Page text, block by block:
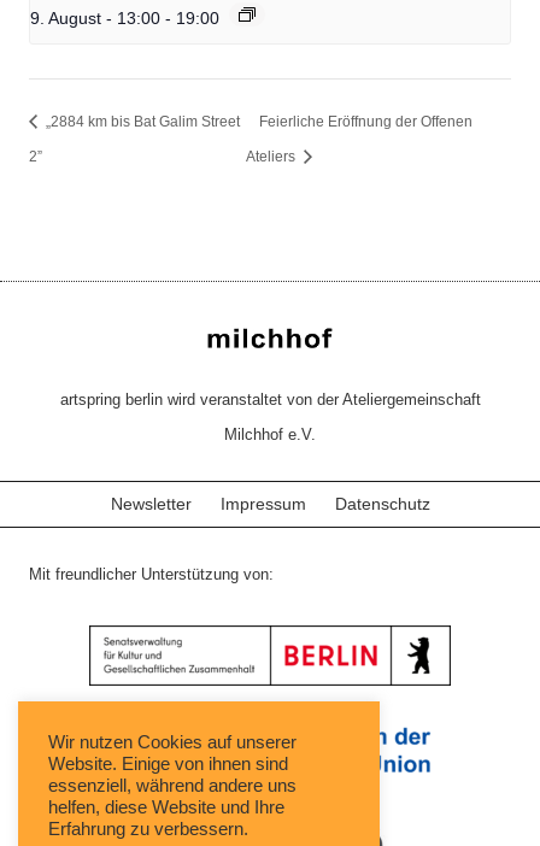
9. August - 13:00 - 19:00
„2884 km bis Bat Galim Street
2”
Feierliche Eröffnung der Offenen
Ateliers
artspring berlin wird veranstaltet von der Ateliergemeinschaft
Milchhof e.V.
Newsletter Impressum Datenschutz
Mit freundlicher Unterstützung von:
Wir nutzen Cookies auf unserer
Website. Einige von ihnen sind
essenziell, während andere uns
helfen, diese Website und Ihre
Erfahrung zu verbessern.